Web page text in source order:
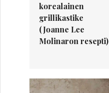
korealainen
grillikastike
(Joanne Lee
Molinaron resepti)